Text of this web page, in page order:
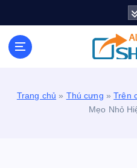
Personal Blog |
Pets
Trang chủ » Thú cưng »Trên
Mẹo Nhỏ